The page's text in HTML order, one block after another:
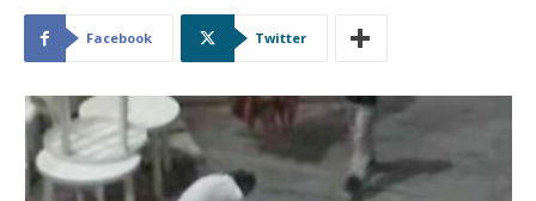
Facebook Twitter